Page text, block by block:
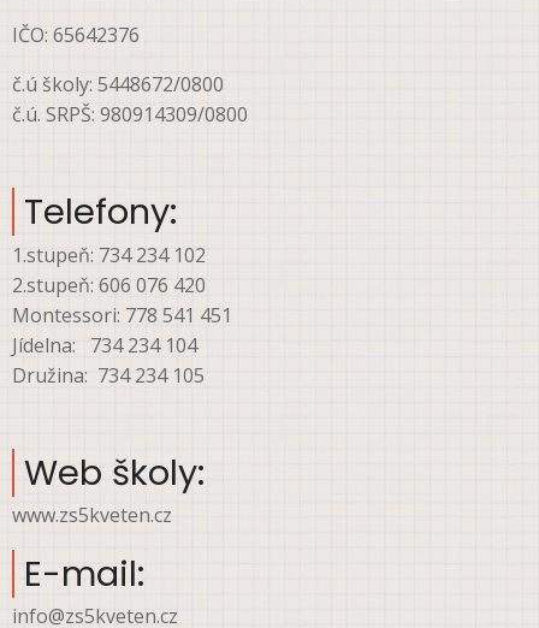
IČO: 65642376
č.ú školy: 5448672/0800
č.ú. SRPŠ: 980914309/0800
Telefony:
1.stupeň: 734 234 102
2.stupeň: 606 076 420
Montessori: 778 541 451
Jídelna: 734 234 104
Družina: 734 234 105
Web školy:
www.zs5kveten.cz
E-mail:
info@zs5kveten.cz